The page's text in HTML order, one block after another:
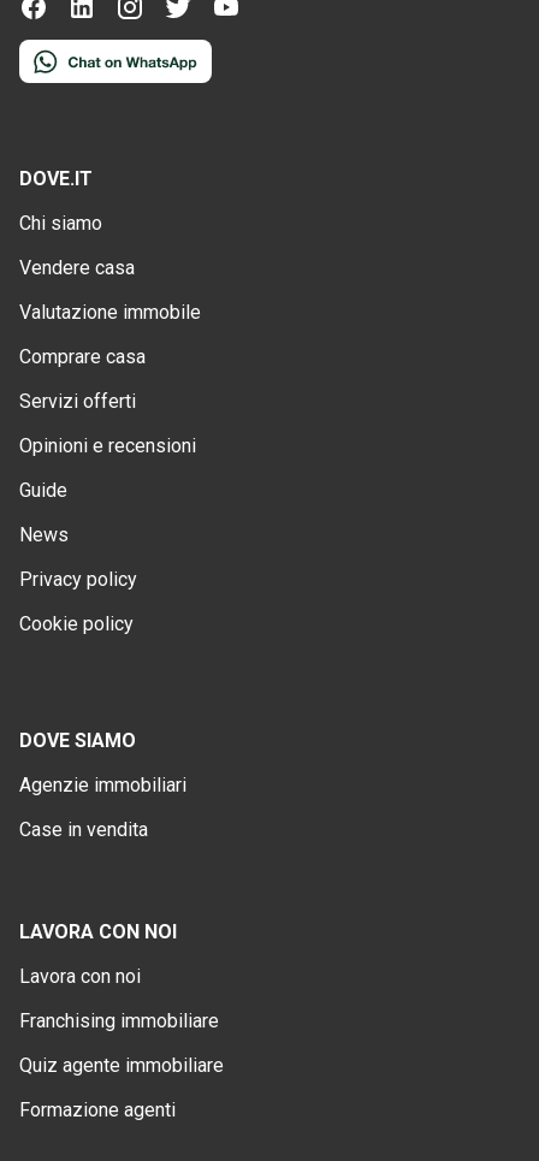
DOVE.IT
Chi siamo
Vendere casa
Valutazione immobile
Comprare casa
Servizi offerti
Opinioni e recensioni
Guide
News
Privacy policy
Cookie policy
DOVE SIAMO
Agenzie immobiliari
Case in vendita
LAVORA CON NOI
Lavora con noi
Franchising immobiliare
Quiz agente immobiliare
Formazione agenti